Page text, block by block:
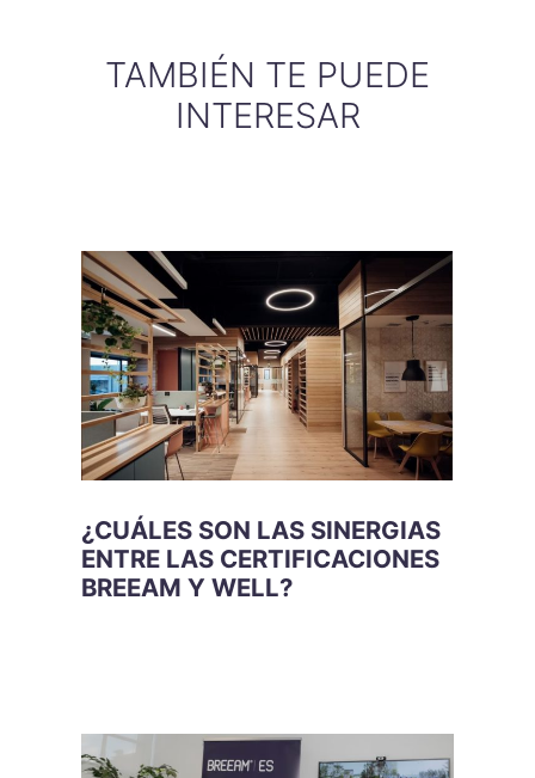
TAMBIÉN TE PUEDE
INTERESAR
¿CUÁLES SON LAS SINERGIAS
ENTRE LAS CERTIFICACIONES
BREEAM Y WELL?